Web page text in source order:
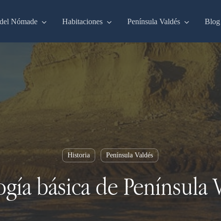
del Nómade Habitaciones Península Valdés Blog
Historia Península Valdés
básica de Península